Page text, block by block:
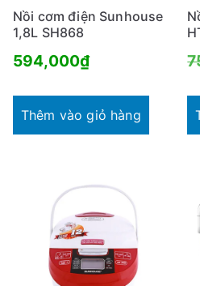
Nồi cơm điện Sunhouse
1,8L SH868
594,000₫
Thêm vào giỏ hàng